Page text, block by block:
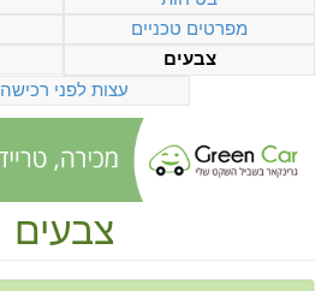
מפרטים טכניים
צבעים
עצות לפני רכישה
צבעים